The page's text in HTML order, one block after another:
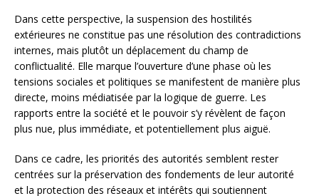
Dans cette perspective, la suspension des hostilités
extérieures ne constitue pas une résolution des contradictions
internes, mais plutôt un déplacement du champ de
conflictualité. Elle marque l’ouverture d’une phase où les
tensions sociales et politiques se manifestent de manière plus
directe, moins médiatisée par la logique de guerre. Les
rapports entre la société et le pouvoir s’y révèlent de façon
plus nue, plus immédiate, et potentiellement plus aiguë.
Dans ce cadre, les priorités des autorités semblent rester
centrées sur la préservation des fondements de leur autorité
et la protection des réseaux et intérêts qui soutiennent